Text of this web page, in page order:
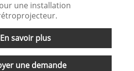
une installation
En savoir plus
une demande